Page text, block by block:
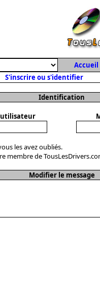
Accueil
S'inscrire ou s'identifier
Identification
les avez oubliés.
membre de
Modifier le message